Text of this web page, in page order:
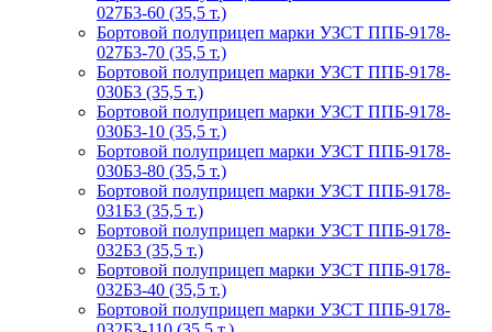
027Б3-60 (35,5 т.)
Бортовой полуприцеп марки УЗСТ ППБ-9178-
027Б3-70 (35,5 т.)
Бортовой полуприцеп марки УЗСТ ППБ-9178-
030Б3 (35,5 т.)
Бортовой полуприцеп марки УЗСТ ППБ-9178-
030Б3-10 (35,5 т.)
Бортовой полуприцеп марки УЗСТ ППБ-9178-
030Б3-80 (35,5 т.)
Бортовой полуприцеп марки УЗСТ ППБ-9178-
031Б3 (35,5 т.)
Бортовой полуприцеп марки УЗСТ ППБ-9178-
032Б3 (35,5 т.)
Бортовой полуприцеп марки УЗСТ ППБ-9178-
032Б3-40 (35,5 т.)
Бортовой полуприцеп марки УЗСТ ППБ-9178-